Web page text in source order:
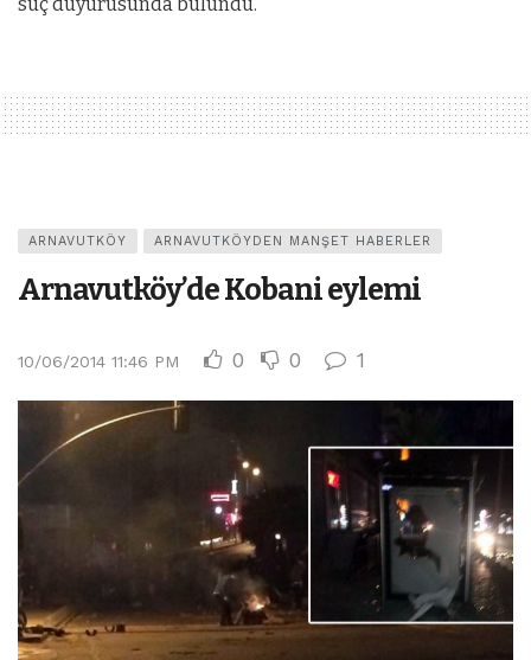
ARNAVUTKÖY ARNAVUTKÖYDEN MANŞET HABERLER
Arnavutköy’de Kobani eylemi
10/06/2014 11:46 PM 0 0 1